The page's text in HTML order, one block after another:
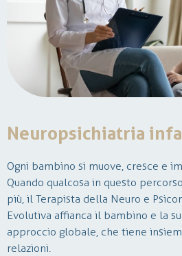
Neuropsichiatria
Ogni bambino si muove, cresce e
Quando qualcosa in questo
più, il Terapista della Neuro e
Evolutiva affianca il bambino e la
approccio globale, che tiene
relazioni.
La neurochirurgia è una disciplina
occupa della diagnosi e del
carcio del sistema nervoso
In Lilium, si effettuano visite
come lombalgia, sciatalgia, ernie e
gravi, quali deficit neurologici o